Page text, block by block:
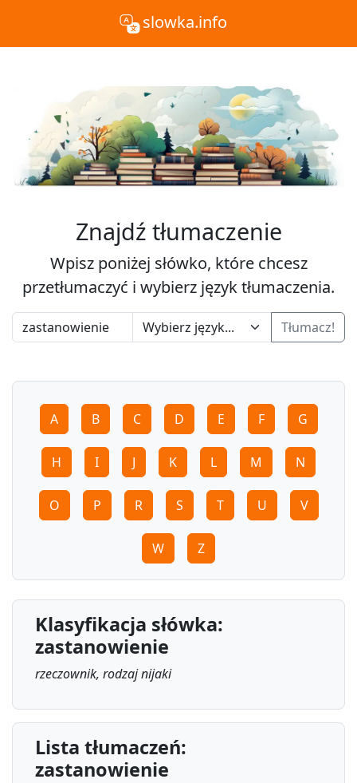
slowka.info
Znajdź tłumaczenie
Wpisz poniżej słówko, które chcesz
przetłumaczyć i wybierz język tłumaczenia.
Tłumacz!
A B C D E F G
H I J K L M N
O P R S T U V
W Z
Klasyfikacja słówka:
zastanowienie
rzeczownik, rodzaj nijaki
Lista tłumaczeń:
zastanowienie